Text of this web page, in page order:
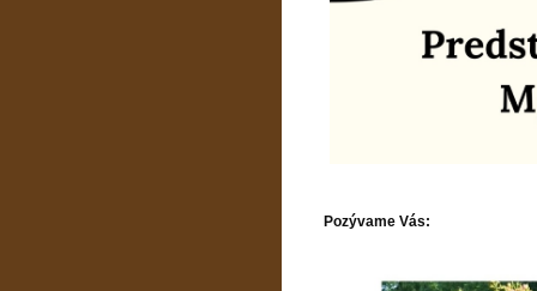
Pozývame Vás: